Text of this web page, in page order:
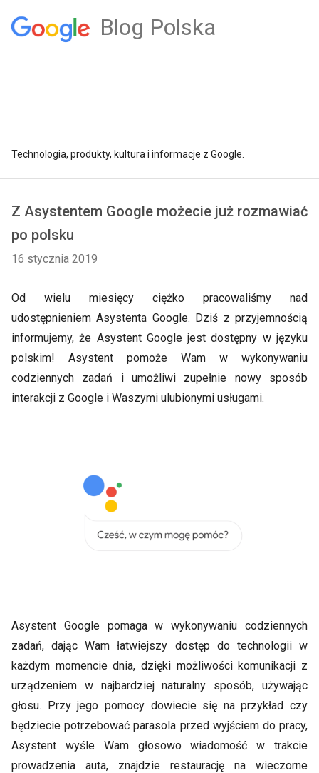
Blog Polska
Technologia, produkty, kultura i informacje z Google.
Z Asystentem Google możecie już rozmawiać
po polsku
16 stycznia 2019
Od wielu miesięcy ciężko pracowaliśmy nad
udostępnieniem Asystenta Google. Dziś z przyjemnością
informujemy, że Asystent Google jest dostępny w języku
polskim! Asystent pomoże Wam w wykonywaniu
codziennych zadań i umożliwi zupełnie nowy sposób
interakcji z Google i Waszymi ulubionymi usługami.
Asystent Google pomaga w wykonywaniu codziennych
zadań, dając Wam łatwiejszy dostęp do technologii w
każdym momencie dnia, dzięki możliwości komunikacji z
urządzeniem w najbardziej naturalny sposób, używając
głosu. Przy jego pomocy dowiecie się na przykład czy
będziecie potrzebować parasola przed wyjściem do pracy,
Asystent wyśle Wam głosowo wiadomość w trakcie
prowadzenia auta, znajdzie restaurację na wieczorne